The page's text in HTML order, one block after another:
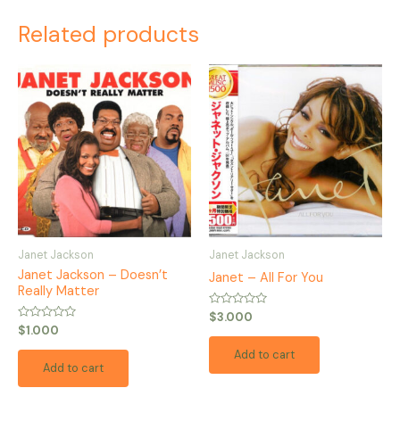
Related products
Janet Jackson
Janet Jackson – Doesn’t
Really Matter
Rated
0
out
$1.000
Add to cart
Janet Jackson
Janet – All For You
Rated
0
out
$3.000
Add to cart